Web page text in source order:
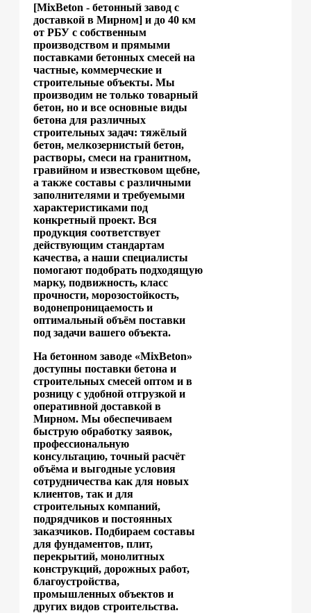
[MixBeton - бетонный завод с
доставкой в Мирном] и до 40 км
от РБУ с собственным
производством и прямыми
поставками бетонных смесей на
частные, коммерческие и
строительные объекты. Мы
производим не только товарный
бетон, но и все основные виды
бетона для различных
строительных задач: тяжёлый
бетон, мелкозернистый бетон,
растворы, смеси на гранитном,
гравийном и известковом щебне,
а также составы с различными
заполнителями и требуемыми
характеристиками под
конкретный проект. Вся
продукция соответствует
действующим стандартам
качества, а наши специалисты
помогают подобрать подходящую
марку, подвижность, класс
прочности, морозостойкость,
водонепроницаемость и
оптимальный объём поставки
под задачи вашего объекта.
На бетонном заводе «MixBeton»
доступны поставки бетона и
строительных смесей оптом и в
розницу с удобной отгрузкой и
оперативной доставкой в
Мирном. Мы обеспечиваем
быструю обработку заявок,
профессиональную
консультацию, точный расчёт
объёма и выгодные условия
сотрудничества как для новых
клиентов, так и для
строительных компаний,
подрядчиков и постоянных
заказчиков. Подбираем составы
для фундаментов, плит,
перекрытий, монолитных
конструкций, дорожных работ,
благоустройства,
промышленных объектов и
других видов строительства.